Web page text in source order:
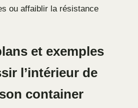
ou affaiblir la résistance
et exemples
l’intérieur de
container